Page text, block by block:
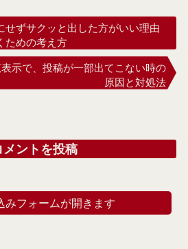
せずサクッと出した方がいい理由
ための考え方
表示で、投稿が一部出てこない時の
原因と対処法
メントを投稿
みフォームが開きます